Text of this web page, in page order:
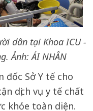
dân tại Khoa ICU -
Ảnh: ÁI NHÂN
đốc Sở Y tế cho
dịch vụ y tế chất
khỏe toàn diện.